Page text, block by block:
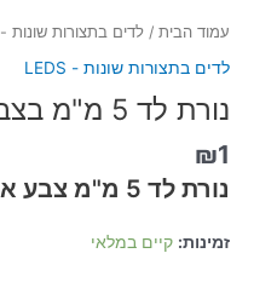
עמוד הבית / לדים בתצורות שונות - LEDS
לדים בתצורות שונות - LEDS
נורת לד 5 מ"מ בצבע אדום
₪1
נורת לד 5 מ"מ צבע אדום
זמינות: קיים במלאי